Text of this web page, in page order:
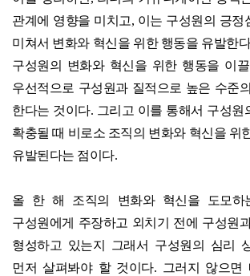
관계에 영향을 미치고, 이는 구성원의 긍정
미쳐서 변화와 혁신을 위한 행동을 유발한
구성원의 변화와 혁신을 위한 행동을 이
우선적으로 구성원과 질적으로 높은 수준
한다는 것이다. 그리고 이를 통해서 구성원
확충될 때 비로소 조직의 변화와 혁신을 위
유발된다는 점이다.
올 한 해 조직의 변화와 혁신을 도모하
구성원에게 주장하고 외치기 전에 구성원
형성하고 있는지 그래서 구성원의 심리
먼저 살펴봐야 할 것이다. 그러지 않으면